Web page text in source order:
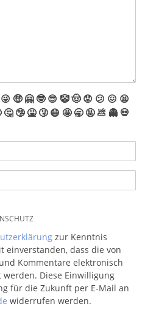
😜 🤑 🤗 🤓 😎 🤡🤠 😟 😕 😖 😫
🤔 🤥 🤮 🤧 😷 🤩 🥱 🤬 💩 👻 💀
zur Kenntnis
einverstanden, dass die von
Kommentare elektronisch
Diese Einwilligung
für die Zukunft per E-Mail an
widerrufen werden.